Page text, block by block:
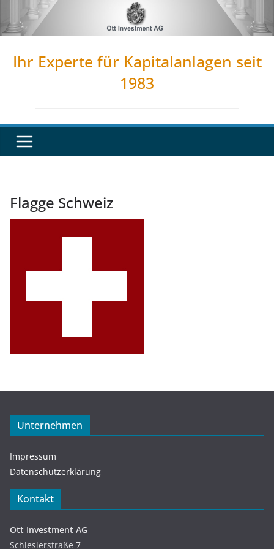
Inhalt
Ihr Experte für Kapitalanlagen seit
1983
Flagge Schweiz
Unternehmen
Impressum
Datenschutzerklärung
Kontakt
Ott Investment AG
Schlesierstraße 7